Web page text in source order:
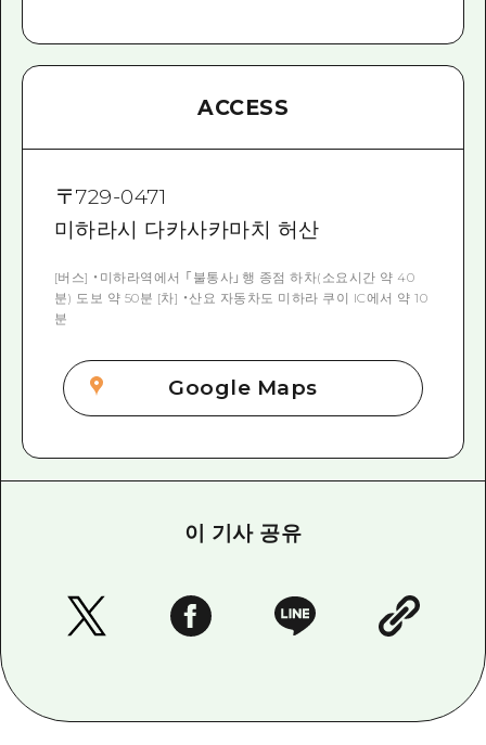
ACCESS
〒729-0471
미하라시 다카사카마치 허산
[버스] ・미하라역에서 「불통사」행 종점 하차(소요시간 약 40
분) 도보 약 50분 [차] ・산요 자동차도 미하라 쿠이 IC에서 약 10
분
Google Maps
이 기사 공유